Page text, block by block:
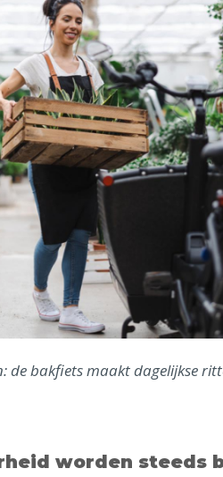
de bakfiets maakt dagelijkse
worden steeds